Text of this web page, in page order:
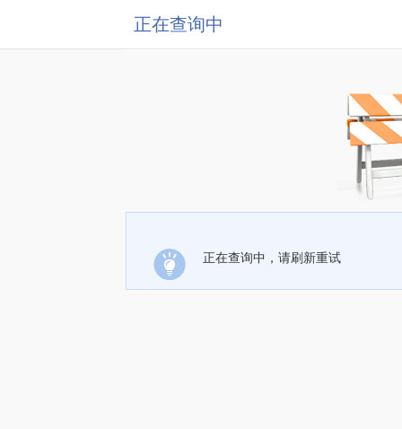
正在查询中
正在查询中，请刷新重试